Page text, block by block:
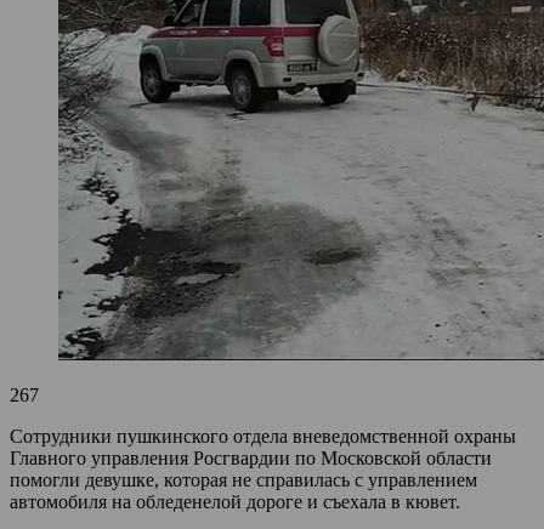
267
Сотрудники пушкинского отдела вневедомственной охраны
Главного управления Росгвардии по Московской области
помогли девушке, которая не справилась с управлением
автомобиля на обледенелой дороге и съехала в кювет.